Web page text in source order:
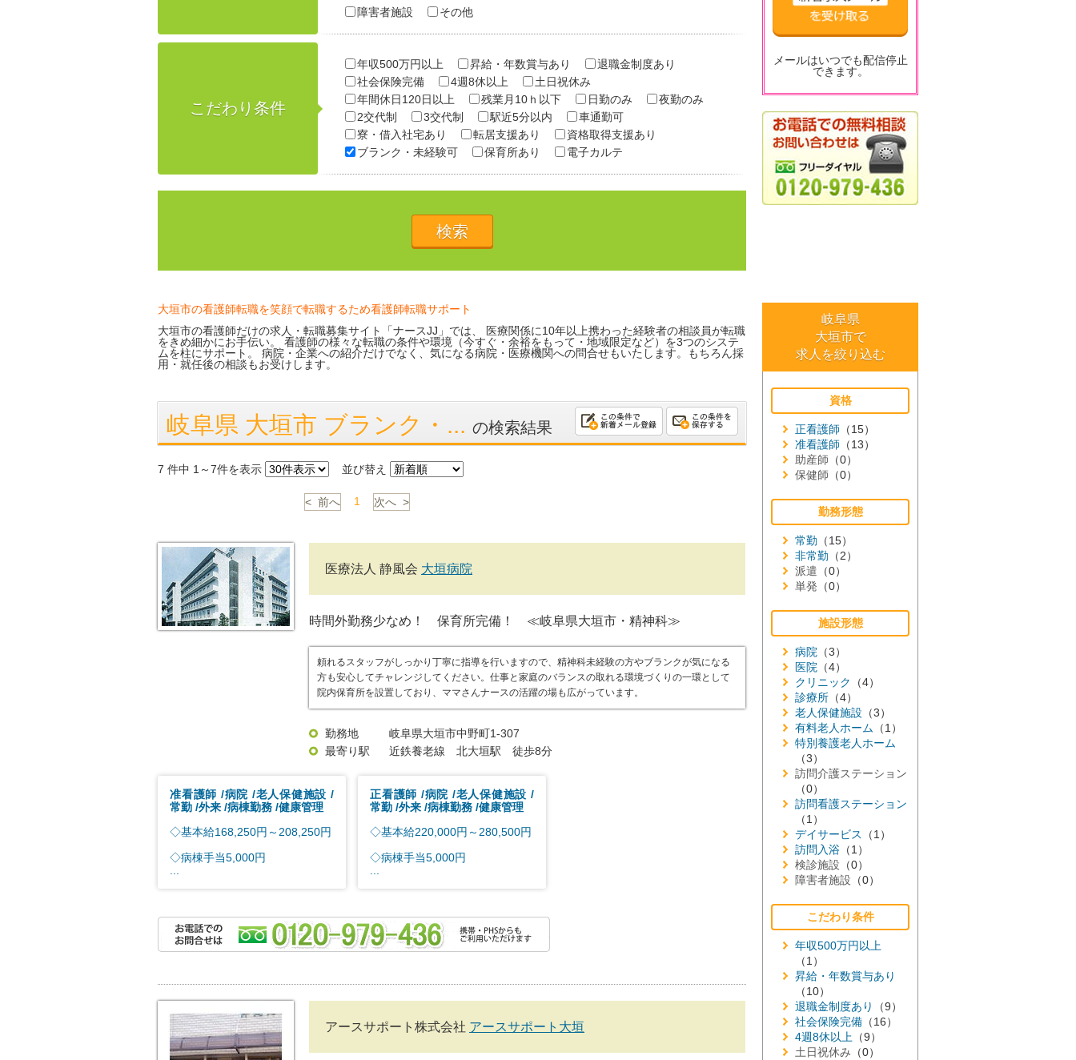
障害者施設
その他
こだわり条件
年収500万円以上 昇給・年数賞与あり
退職金制度あり
社会保険完備
4週8休以上
土日祝休み
年間休日120日以上
残業月10ｈ以下 日勤のみ
夜勤のみ
2交代制
3交代制 駅近5分以内
車通勤可
寮・借入社宅あり
転居支援あり
資格取得支援あり
ブランク・未経験可
保育所あり 電子カルテ
メールはいつでも配信停止
できます。
大垣市の看護師転職を笑顔で転職するため看護師転職サポート
大垣市の看護師だけの求人・転職募集サイト「ナースJJ」では、 医療関係に10年以上携わった経験者の相談員が転職
をきめ細かにお手伝い。 看護師の様々な転職の条件や環境（今すぐ・余裕をもって・地域限定など）を3つのシステ
ムを柱にサポート。 病院・企業への紹介だけでなく、気になる病院・医療機関への問合せもいたします。もちろん採
用・就任後の相談もお受けします。
岐阜県 大垣市 ブランク・... の検索結果
7 件中 1～7件を表示 並び替え
< 前へ 1 次へ >
医療法人 静風会 大垣病院
時間外勤務少なめ！ 保育所完備！ ≪岐阜県大垣市・精神科≫
頼れるスタッフがしっかり丁寧に指導を行いますので、精神科未経験の方やブランクが気になる
方も安心してチャレンジしてください。仕事と家庭のバランスの取れる環境づくりの一環として
院内保育所を設置しており、ママさんナースの活躍の場も広がっています。
勤務地
岐阜県大垣市中野町1-307
最寄り駅
近鉄養老線 北大垣駅 徒歩8分
准看護師 病院 老人保健施設
常勤 外来 病棟勤務 健康管理
◇基本給168,250円～208,250円
◇病棟手当5,000円
正看護師 病院 老人保健施設
常勤 外来 病棟勤務 健康管理
◇基本給220,000円～280,500円
◇病棟手当5,000円
アースサポート株式会社 アースサポート大垣
岐阜県
大垣市で
求人を絞り込む
資格
正看護師 （15）
准看護師 （13）
助産師 （0）
保健師 （0）
勤務形態
常勤 （15）
非常勤 （2）
派遣 （0）
単発 （0）
施設形態
病院 （3）
医院 （4）
クリニック
（4）
診療所 （4）
老人保健施設 （3）
有料老人ホーム （1）
特別養護老人ホーム
（3）
訪問介護ステーション
（0）
訪問看護ステーション
（1）
デイサービス
（1）
訪問入浴 （1）
検診施設 （0）
障害者施設 （0）
こだわり条件
年収500万円以上
（1）
昇給・年数賞与あり
（10）
退職金制度あり
（9）
社会保険完備 （16）
4週8休以上 （9）
土日祝休み （0）